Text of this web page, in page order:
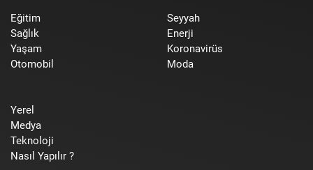
Eğitim
Sağlık
Yaşam
Otomobil
Seyyah
Enerji
Koronavirüs
Moda
Yerel
Medya
Teknoloji
Nasıl Yapılır ?